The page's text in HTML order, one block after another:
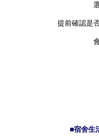
提前確認是
■宿舍生